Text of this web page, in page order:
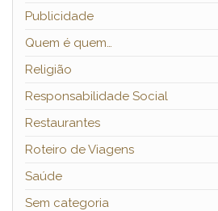
Publicidade
Quem é quem…
Religião
Responsabilidade Social
Restaurantes
Roteiro de Viagens
Saúde
Sem categoria